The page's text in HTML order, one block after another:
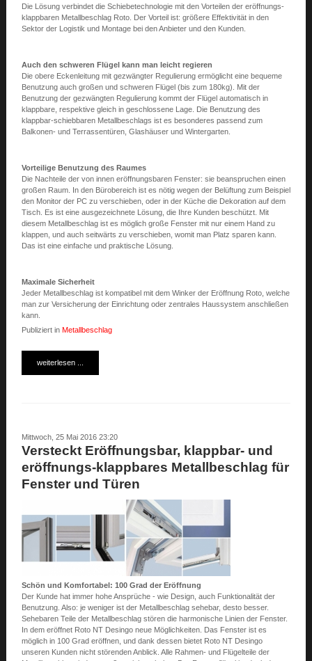
Die Lösung verbindet die Schiebetechnologie mit den Vorteilen der eröffnungs-
klappbaren Metallbeschlag Roto. Der Vorteil ist: größere Effektivität in den
Sektor der Logistik und Montage bei den Anbieter und den Kunden.
Auch den schweren Flügel kann man leicht regieren
Die obere Eckenleitung mit gezwängter Regulierung ermöglicht eine bequeme
Benutzung auch großen und schweren Flügel (bis zum 180kg). Mit der
Benutzung der gezwängten Regulierung kommt der Flügel automatisch in
klappbare, respektive gleich in geschlossene Lage. Die Benutzung des
klappbar-schiebbaren Metallbeschlags ist es besonderes passend zum
Balkonen- und Terrassentüren, Glashäuser und Wintergarten.
Vorteilige Benutzung des Raumes
Die Nachteile der von innen eröffnungsbaren Fenster: sie beanspruchen einen
großen Raum. In den Bürobereich ist es nötig wegen der Belüftung zum Beispiel
den Monitor der PC zu verschieben, oder in der Küche die Dekoration auf dem
Tisch. Es ist eine ausgezeichnete Lösung, die Ihre Kunden beschützt. Mit
diesem Metallbeschlag ist es möglich große Fenster mit nur einem Hand zu
klappen, und auch seitwärts zu verschieben, womit man Platz sparen kann.
Das ist eine einfache und praktische Lösung.
Maximale Sicherheit
Jeder Metallbeschlag ist kompatibel mit dem Winker der Eröffnung Roto, welche
man zur Versicherung der Einrichtung oder zentrales Haussystem anschließen
kann.
Publiziert in Metallbeschlag
weiterlesen ...
Mittwoch, 25 Mai 2016 23:20
Versteckt Eröffnungsbar, klappbar- und
eröffnungs-klappbares Metallbeschlag für
Fenster und Türen
Schön und Komfortabel: 100 Grad der Eröffnung
Der Kunde hat immer hohe Ansprüche - wie Design, auch Funktionalität der
Benutzung. Also: je weniger ist der Metallbeschlag sehebar, desto besser.
Sehebaren Teile der Metallbeschlag stören die harmonische Linien der Fenster.
In dem eröffnet Roto NT Desingo neue Möglichkeiten. Das Fenster ist es
möglich in 100 Grad eröffnen, und dank dessen bietet Roto NT Desingo
unseren Kunden nicht störenden Anblick. Alle Rahmen- und Flügelteile der